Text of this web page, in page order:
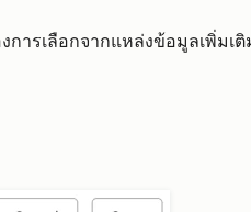
การเลือกจากแหล่งข้อมูลเพิ่มเติ